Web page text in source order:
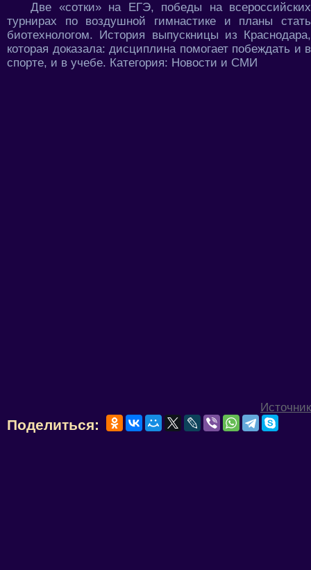
Две «сотки» на ЕГЭ, победы на всероссийских
турнирах по воздушной гимнастике и планы стать
биотехнологом. История выпускницы из Краснодара,
которая доказала: дисциплина помогает побеждать и в
спорте, и в учебе. Категория: Новости и СМИ
Источник
Поделиться: